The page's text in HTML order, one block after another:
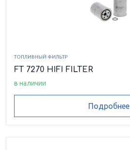
ТОПЛИВНЫЙ ФИЛЬТР
FT 7270 HIFI FILTER
в наличии
Подробнее